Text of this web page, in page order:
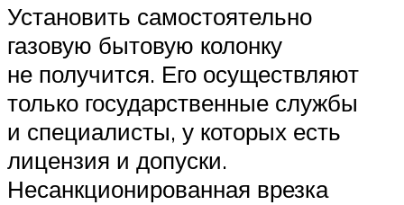
Установить самостоятельно
газовую бытовую колонку
не получится. Его осуществляют
только государственные службы
и специалисты, у которых есть
лицензия и допуски.
Несанкционированная врезка